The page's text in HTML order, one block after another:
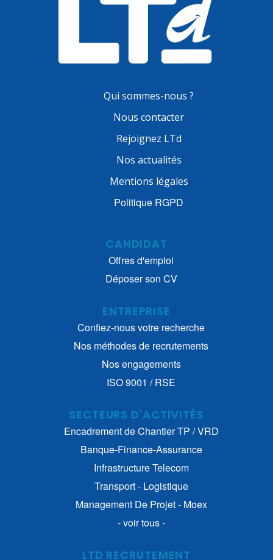
Qui sommes-nous ?
Nous contacter
Rejoignez LTd
Nos actualités
Mentions légales
Politique RGPD
CANDIDAT
Offres d'emploi
Déposer son CV
ENTREPRISE
Confiez-nous votre recherche
Nos méthodes de recrutements
Nos engagements
ISO 9001 / RSE
SECTEURS D'ACTIVITÉS
Encadrement de Chantier TP / VRD
Banque-Finance-Assurance
Infrastructure Telecom
Transport - Logistique
Management De Projet - Moex
- voir tous -
LTD RECRUTEMENT